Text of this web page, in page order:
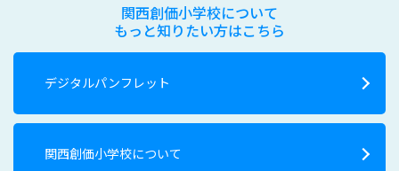
関西創価小学校について
もっと知りたい方はこちら
デジタルパンフレット
関西創価小学校について